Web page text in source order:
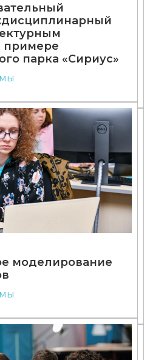
примере
парка «Сириус»
моделирование